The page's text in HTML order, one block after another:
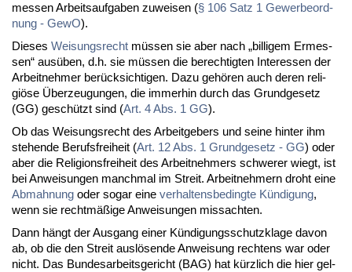
mes­sen Ar­beits­auf­ga­ben zu­wei­sen (§ 106 Satz 1 Ge­wer­be­ord­
nung - Ge­wO).
Die­ses Wei­sungs­recht müs­sen sie aber nach „bil­li­gem Er­mes­
sen“ aus­üben, d.h. sie müs­sen die be­rech­tig­ten In­ter­es­sen der
Ar­beit­neh­mer be­rück­sich­ti­gen. Da­zu ge­hö­ren auch de­ren re­li­
giö­se Über­zeu­gun­gen, die im­mer­hin durch das Grund­ge­setz
(GG) ge­schützt sind (Art. 4 Abs. 1 GG).
Ob das Wei­sungs­recht des Ar­beit­ge­bers und sei­ne hin­ter ihm
ste­hen­de Be­rufs­frei­heit (Art. 12 Abs. 1 Grund­ge­setz - GG) oder
aber die Re­li­gi­ons­frei­heit des Ar­beit­neh­mers schwe­rer wiegt, ist
bei An­wei­sun­gen manch­mal im Streit. Ar­beit­neh­mern droht ei­ne
Ab­mah­nung oder so­gar ei­ne ver­hal­tens­be­ding­te Kün­di­gung,
wenn sie recht­mä­ßi­ge An­wei­sun­gen miss­ach­ten.
Dann hängt der Aus­gang ei­ner Kün­di­gungs­schutz­kla­ge da­von
ab, ob die den Streit aus­lö­sen­de An­wei­sung rech­tens war oder
nicht. Das Bun­des­ar­beits­ge­richt (BAG) hat kürz­lich die hier gel­